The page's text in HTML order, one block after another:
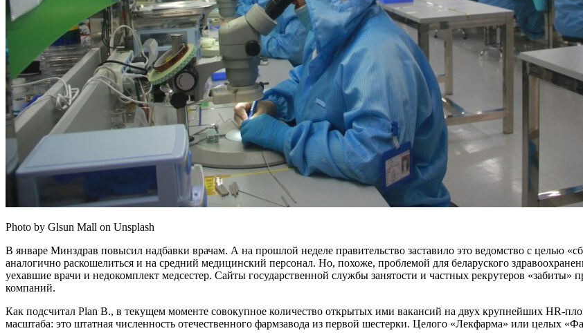
Photo by Glsun Mall on Unsplash
В январе Минздрав повысил надбавки врачам. А на прошлой неделе правительство заставило это ведомство с целью
аналогично раскошелиться и на средний медицинский персонал. Но, похоже, проблемой для беларуского
уехавшие врачи и недокомплект медсестер. Сайты государственной службы занятости и частных рекрутеров
компаний.
Как подсчитал Plan B., в текущем моменте совокупное количество открытых ими вакансий на двух крупнейших HR-
масштаба: это штатная численность отечественного фармзавода из первой шестерки. Целого «Лекфарма» или целых